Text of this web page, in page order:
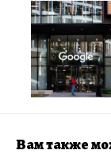
Вам также